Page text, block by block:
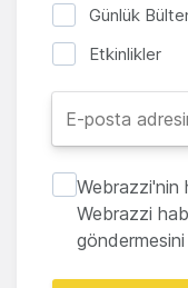
Günlük
Etkinlikler
Webrazzi'nin
Webrazzi
göndermesini